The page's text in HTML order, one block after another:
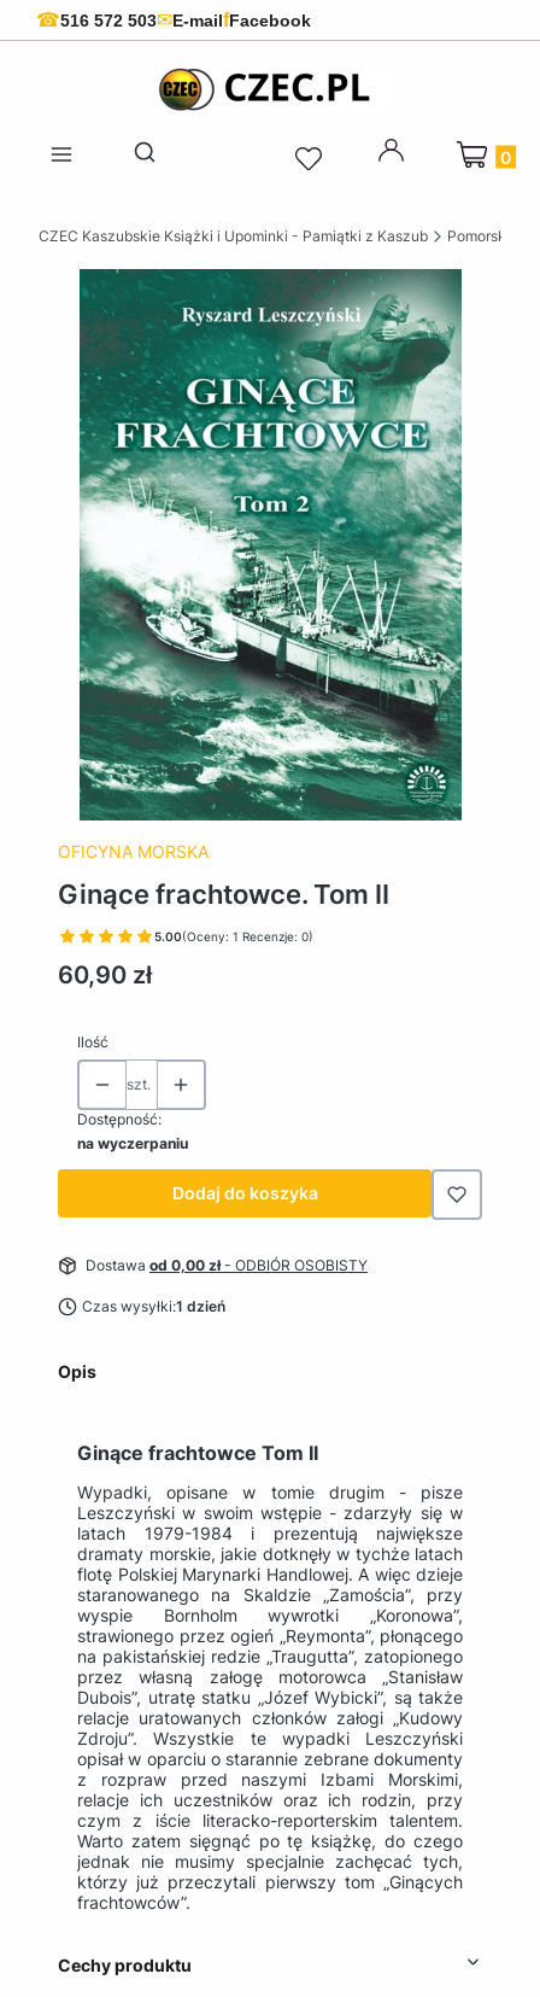
☎516 572 503✉E-mailfFacebook
Otwórz wyszukiwarkę
Produkty
CZEC Kaszubskie Książki i Upominki - Pamiątki z Kaszub Pomorskie
OFICYNA MORSKA
Ginące frachtowce. Tom II
5.00(Oceny: 1 Recenzje: 0)
Cena
60,90 zł
Ilość
szt.
Dostępność:
na wyczerpaniu
Dodaj do koszyka
Dostawa od 0,00 zł- ODBIÓR OSOBISTY
Czas wysyłki:1 dzień
Opis
Ginące frachtowce Tom II
Wypadki, opisane w tomie drugim - pisze
Leszczyński w swoim wstępie - zdarzyły się w
latach 1979-1984 i prezentują największe
dramaty morskie, jakie dotknęły w tychże latach
flotę Polskiej Marynarki Handlowej. A więc dzieje
staranowanego na Skaldzie „Zamościa”, przy
wyspie Bornholm wywrotki „Koronowa”,
strawionego przez ogień „Reymonta”, płonącego
na pakistańskiej redzie „Traugutta”, zatopionego
przez własną załogę motorowca „Stanisław
Dubois”, utratę statku „Józef Wybicki”, są także
relacje uratowanych członków załogi „Kudowy
Zdroju”. Wszystkie te wypadki Leszczyński
opisał w oparciu o starannie zebrane dokumenty
z rozpraw przed naszymi Izbami Morskimi,
relacje ich uczestników oraz ich rodzin, przy
czym z iście literacko-reporterskim talentem.
Warto zatem sięgnąć po tę książkę, do czego
jednak nie musimy specjalnie zachęcać tych,
którzy już przeczytali pierwszy tom „Ginących
frachtowców”.
Cechy produktu